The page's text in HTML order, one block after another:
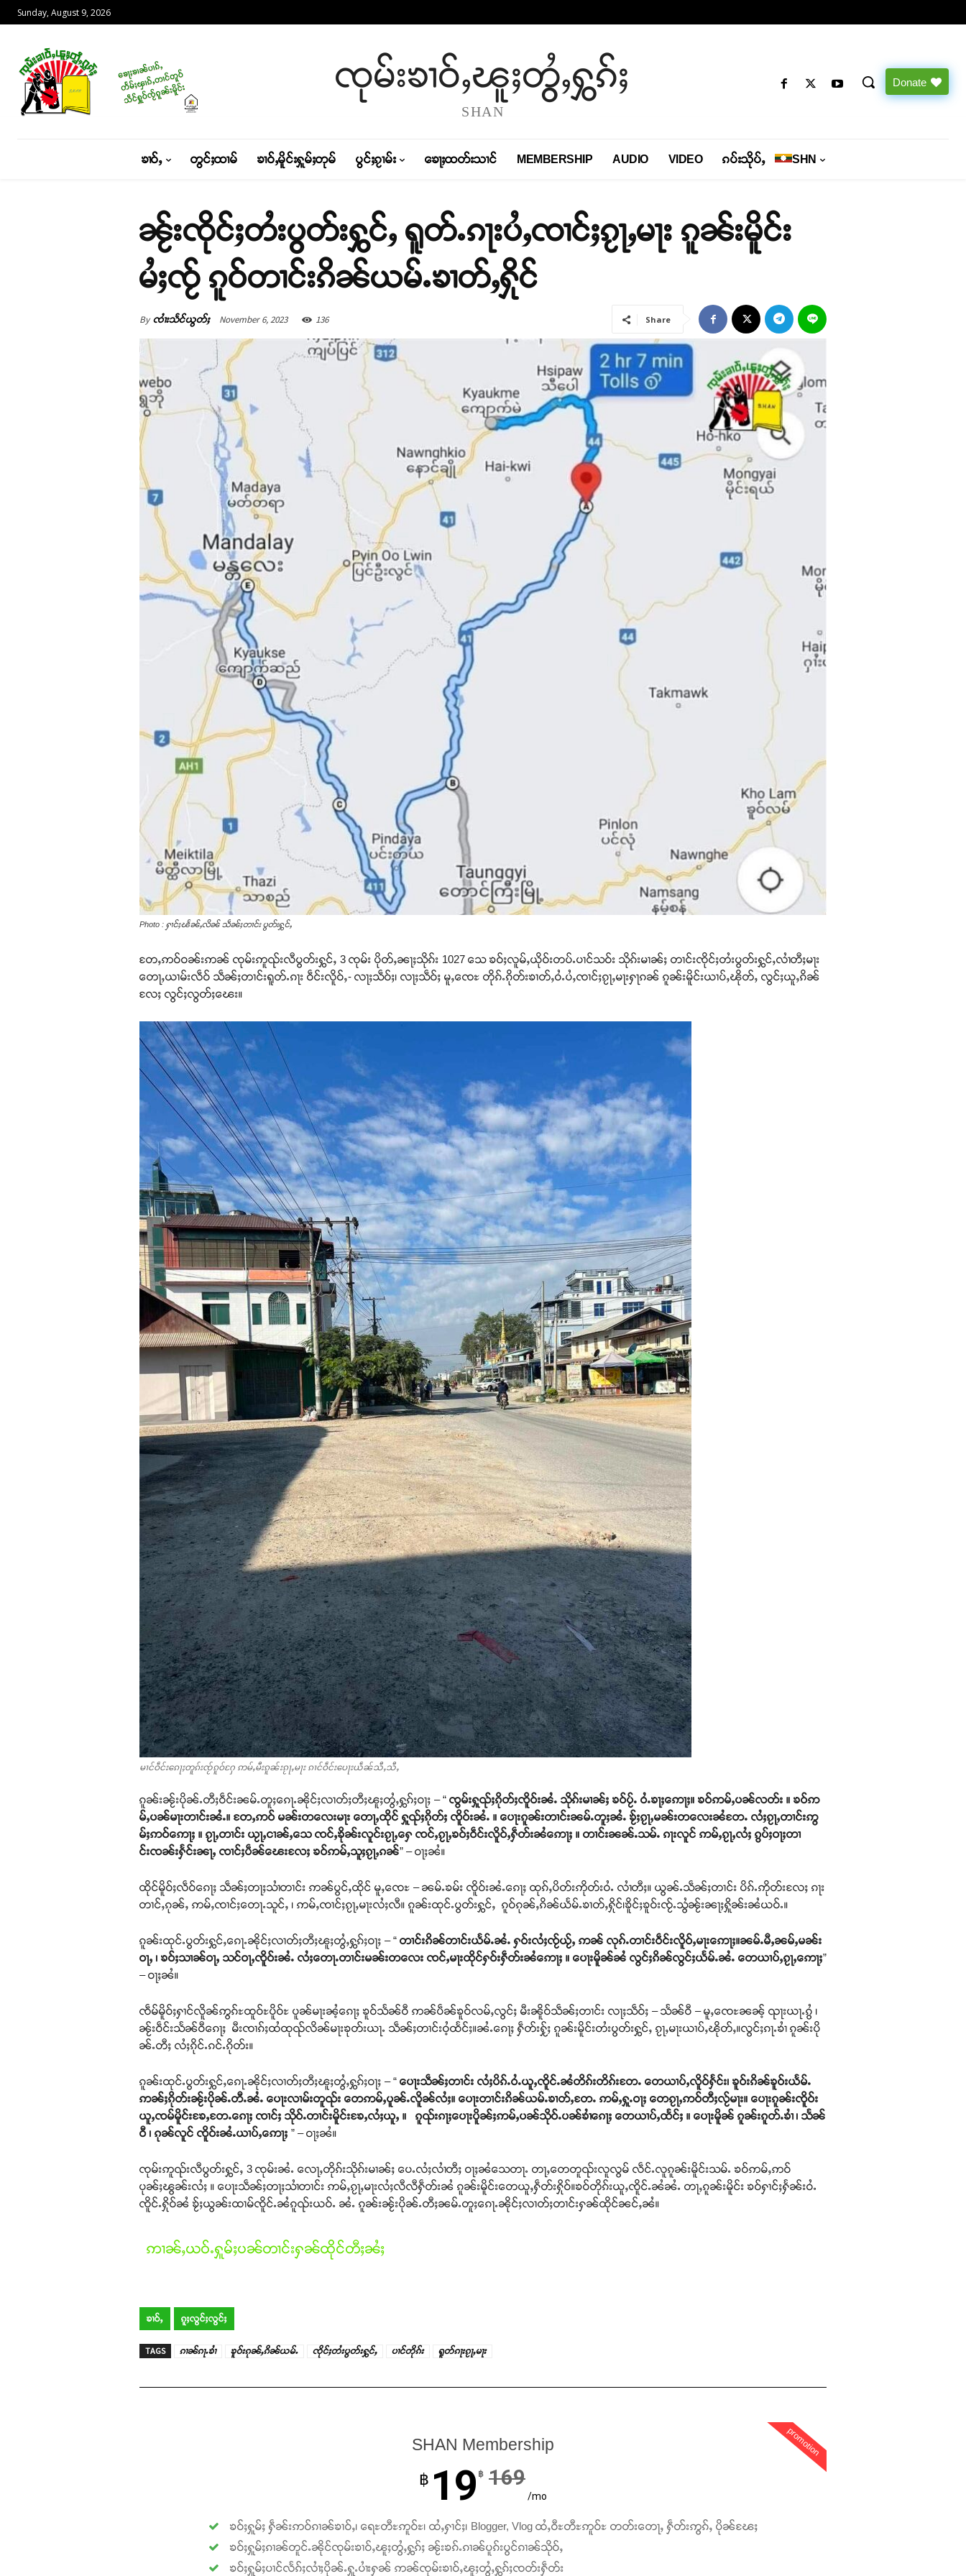
Sunday, August 9, 2026
ၸုမ်းၶၢဝ်ႇၽူႈတွႆႇႁွၵ်ႈ
SHAN
Donate
ၶၢဝ်ႇ တွင်ႈထၢမ် ၶၢဝ်ႇမိူင်းႁူမ်ႈတုမ် ပွင်ႈၵႂၢမ်း ၶေႃႈထတ်းသၢင် MEMBERSHIP AUDIO VIDEO ၵပ်းသိုပ်ႇ SHN
ၼႂ်းၸိုင်ႈတႆးပွတ်းႁွင်ႇ ရူတ်ႉၵႃးပႆႇၸၢင်ႈၵႂႃႇမႃး ၵူၼ်းမိူင်း
မႆႈၸႂ် ၵူဝ်တၢင်းၵိၼ်ယမ်ႉၶၢတ်ႇႁိုင်
By ၸၢႆးသႅင်ယွတ်ႈ November 6, 2023 136 Share
Photo : ႁၢင်ႈၽႅၼ်ႇလိၼ် သဵၼ်ႈတၢင်း ပွတ်းႁွင်ႇ
တႄႇဢဝ်ဝၼ်းဢၼ် ၸုမ်းဢူၺ်းလီပွတ်းႁွင်ႇ 3 ၸုမ်း ပိုတ်ႇၼႃႈသိုၵ်း 1027 သေ ၶဝ်ႈလူမ်ႇယိုဝ်းတပ်ႉပၢင်သဝ်း သိုၵ်းမၢၼ်ႈ တၢင်းၸိုင်ႈတႆးပွတ်းႁွင်ႇလၢႆတီႈမႃး
တေႃႇယၢမ်းလဵဝ် သဵၼ်ႈတၢင်းရူတ်ႉၵႃး ဝဵင်းလိူဝ်ႇ- လႃႈသဵဝ်ႈ၊ လႃႈသဵဝ်ႈ မူႇၸေႊ တိုၵ်ႉၵိုတ်းၶၢတ်ႇဝႆႉပႆႇၸၢင်ႈၵႂႃႇမႃးႁႃၵၼ် ၵူၼ်းမိူင်းယၢပ်ႇၽိုတ်ႇ လွင်ႈယူႇၵိၼ်
လႄႈ လွင်ႈလွတ်ႈၽေး။
မၢင်ဝဵင်းၵေႃႈတူၵ်းၸႂ်ၵူဝ်ႁႄ ဢမ်ႇမီးၵူၼ်းၵႂႃႇမႃး ၵၢင်ဝဵင်းပေႃးယဵၼ်သီႇသီႇ
ၵူၼ်းၼႂ်းပိုၼ်ႉတီႈဝဵင်းၼမ်ႉတူႈၵေႃႉၼိုင်ႈလၢတ်ႈတီႈၽူႈတွႆႇႁွၵ်ႈဝႃႈ – “ ၸွမ်းႁူၺ်ႈၵိုတ်ႈၸိူဝ်းၼႆႉ သိုၵ်းမၢၼ်ႈ ၶဝ်ပႂ်ႉ ဝႆႉၶႃႈဢေႃႈ။ ၶဝ်ဢမ်ႇပၼ်လတ်း ။ ၶဝ်ဢ
မ်ႇပၼ်မႃးတၢင်းၼႆႉ။ တႄႇဢဝ် မၼ်းတလေးမႃး တေႃႇထိုင် ႁူၺ်ႈၵိုတ်ႈ ၸိူဝ်းၼႆႉ ။ ပေႃးၵူၼ်းတၢင်းၼမ်ႉတူႈၼႆႉ ၶႂ်ႈၵႂႃႇမၼ်းတလေးၼႆတႄႉ လႆႈၵႂႃႇတၢင်းဢွ
မ်ႈဢဝ်ဢေႃႈ ။ ၵႂႃႇတၢင်း ယႂႃႇငၢၼ်ႇသေ ၸင်ႇၶိုၼ်းလူင်းၵႂႃႇႁေ ၸင်ႇၵႂႃႇၶဝ်ႈဝဵင်းလိူဝ်ႇႁဵတ်းၼႆဢေႃႈ ။ တၢင်းၼၼ်ႉသမ်ႉ ၵႃးလူင် ဢမ်ႇၵႂႃႇလႆႈ ၵွပ်ႈဝႃႈတၢ
င်းၸၼ်းႁႅင်းၼႃႇ ၸၢင်ႈပဵၼ်ၽေးလႄႈ ၶဝ်ဢမ်ႇသူႈၵႂႃႇၵၼ်” – ဝႃႈၼႆ။
ထိုင်မိူဝ်ႈလဵဝ်ၵေႃႈ သဵၼ်ႈတႃႈသၢႆတၢင်း ဢၼ်ပွင်ႇထိုင် မူႇၸေႊ – ၼမ်ႉၶမ်း ၸိူဝ်းၼႆႉၵေႃႈ ထုၵ်ႇပိတ်းဢိုတ်းဝႆႉ လၢႆတီႈ။ ယွၼ်ႉသဵၼ်ႈတၢင်း ပိၵ်ႉဢိုတ်းလႄႈ ၵႃး
တၢင်ႇၵုၼ်ႇ ဢမ်ႇၸၢင်ႈတေႃႉသူင်ႇ ၊ ဢမ်ႇၸၢင်ႈၵႂႃႇမႃးလႆႈလီ။ ၵူၼ်းထုင်ႉပွတ်းႁွင်ႇ ၵူဝ်ၵုၼ်ႇၵိၼ်ယႅမ်ႉၶၢတ်ႇႁိုင်၊ၶိူင်ႈၶူဝ်းၸႂ်ႉသွႆၼႂ်းၼႃႈႁိူၼ်းၼႆယဝ်ႉ။
ၵူၼ်းထုင်ႉပွတ်းႁွင်ႇၵေႃႉၼိုင်ႈလၢတ်ႈတီႈၽူႈတွႆႇႁွၵ်ႈဝႃႈ – “ တၢင်းၵိၼ်တၢင်းယႅမ်ႉၼႆႉ ႁဝ်းလႆႈၸႂ်ယႂ်ႇ ဢၼ် လုၵ်ႉတၢင်းဝဵင်းလိူဝ်ႇမႃးဢေႃႈ။ၼမ်ႉမီႇၼမ်ႇမၼ်း
ဝႃႇ ၊ ၶဝ်ႈသၢၼ်ဝႃႇ သင်ဝႃႇၸိူဝ်းၼႆႉ လႆႈတေႃႉတၢင်းမၼ်းတလေး ၸင်ႇမႃးထိုင်ႁဝ်းႁဵတ်းၼႆဢေႃႈ ။ ပေႃးမိူၼ်ၼႆ လွင်ႈၵိၼ်လွင်ႈယႅမ်ႉၼႆႉ တေယၢပ်ႇၵႂႃႇဢေႃႈ”
– ဝႃႈၼႆ။
ၸဵမ်မိူဝ်ႈႁၢင်လိူၼ်ဢွၵ်ႊထူဝ်ႊပိူဝ်ႊ ပူၼ်မႃးၼႆ့ၵေႃႈ ၶူဝ်သႅၼ်ဝီ ဢၼ်ပဵၼ်ၶူဝ်လမ်ႇလွင်ႈ မီးၼိူဝ်သဵၼ်ႈတၢင်း လႃႈသဵဝ်ႈ – သႅၼ်ဝီ – မူႇၸေႊၼၼ့် ၺႃးယႃႉၵွႆ ၊
ၼႂ်းဝဵင်းသႅၼ်ဝီၵေႃႈ မီးၸၢၵ်ႈထႆထုၺ်လိၼ်မႃးၶုတ်းယႃႉ သဵၼ်ႈတၢင်းဝႆ့ထႅင်ႈ။ၼႆႉၵေႃႈ ႁဵတ်းႁႂ်ႈ ၵူၼ်းမိူင်းတႆးပွတ်းႁွင်ႇ ၵႂႃႇမႃးယၢပ်ႇၽိုတ်ႇ။လွင်ႈၵႃႉၶၢႆ ၵူၼ်းပို
ၼ်ႉတီႈ လႆႈၵိုင်ႉၵင်ႉၵိုတ်း။
ၵူၼ်းထုင်ႉပွတ်းႁွင်ႇၵေႃႉၼိုင်ႈလၢတ်ႈတီႈၽူႈတွႆႇႁွၵ်ႈဝႃႈ – “ ပေႃးသဵၼ်ႈတၢင်း လႆႈပိၵ်ႉဝႆႉယူႇၸိူင်ႉၼႆတိၵ်းတိၵ်းတႄႉ တေယၢပ်ႇလိူဝ်ႁႅင်း၊ ၶူဝ်းၵိၼ်ၶူဝ်းယႅမ်ႉ
ဢၼ်ႈၵိုတ်းၼႂ်းပိုၼ်ႉတီႉၼႆႉ ပေႃးလၢမ်းတူၺ်း တေဢမ်ႇပူၼ်ႉလိူၼ်လႆႈ။ ပေႃးတၢင်းၵိၼ်ယမ်ႉၶၢတ်ႇတႄႉ ဢမ်ႇႁူႉဝႃႈ တေၵႂႃႇဢဝ်တီႈလႂ်မႃး။ ပေႃးၵူၼ်းၸိူဝ်း
ယူႇၸမ်မိူင်းၶႄႇတႄႉၵေႃႈ ၸၢင်ႈ သိုဝ်ႉတၢင်းမိူင်းၶႄႇလႆႈယူႇ ။ ၵူၺ်းၵႃႈပေႃးပိူၼ်ႈဢမ်ႇပၼ်သိုဝ်ႉပၼ်ၶၢႆၵေႃႈ တေယၢပ်ႇထႅင်ႈ ။ ပေႃးမိူၼ် ၵူၼ်းၵူတ်ႉၶၢႆ ၊ သႅၼ်
ဝီ ၊ ၵုၼ်လူင် ၸိူဝ်းၼႆႉယၢပ်ႇဢေႃႈ ” – ဝႃႈၼႆ။
ၸုမ်းဢူၺ်းလီပွတ်းႁွင်ႇ 3 ၸုမ်းၼႆႉ လေႃႇတိုၵ်းသိုၵ်းမၢၼ်ႈ ပေႉလႆႈလၢႆတီႈ ဝႃႈၼႆသေတႃႉ တႃႇတေတူၺ်းလူလွမ် လဵင်ႉလူၵူၼ်းမိူင်းသမ်ႉ ၶဝ်ဢမ်ႇဢဝ်
ပုၼ်ႈၽွၼ်းလႆႈ ။ ပေႃးသဵၼ်ႈတႃႈသၢႆတၢင်း ဢမ်ႇၵႂႃႇမႃးလႆႈလီလီႁဵတ်းၼႆ ၵူၼ်းမိူင်းတေယူႇႁဵတ်းႁိုဝ်။ၶဝ်တိုၵ်းယူႇၸိူင်ႉၼႆၼႆႉ တႃႇၵူၼ်းမိူင်း ၶဝ်ႁၢင်ႈႁႅၼ်းဝႆႉ
ၸိူင်ႉႁိုဝ်ၼႆ ၶႂ်ႈယွၼ်းထၢမ်ၸိူင်ႉၼႆၵူၺ်းယဝ်ႉ ၼႆႉ ၵူၼ်းၼႂ်းပိုၼ်ႉတီႈၼမ်ႉတူႈၵေႃႉၼိုင်ႈလၢတ်ႈတၢင်းႁၼ်ထိုင်ၼင်ႇၼႆ။
ဢၢၼ်ႇယဝ်ႉႁူမ်ႈပၼ်တၢင်းႁၼ်ထိုင်တီႈၼႆႈ
ၶၢဝ်ႇ ၵူႈလွင်ႈလွင်ႈ
TAGS ၵၢၼ်ၵႃႉၶၢႆ ၶူဝ်းၵုၼ်ႇၵိၼ်ယမ်ႉ ၸိုင်ႈတႆးပွတ်းႁွင်ႇ ပၢင်တိုၵ်း ရူတ်ၵႃးၵႂႃႇမႃး
promotion
SHAN Membership
฿ 19 ฿ 169
/mo
ၶဝ်ႈႁူမ်ႈ ႁဵၼ်းဢဝ်ၵၢၼ်ၶၢဝ်ႇ၊ ရေႊတီႊဢူဝ်ႊ၊ ထႆႇႁၢင်ႈ၊ Blogger, Vlog ထႆႇဝီႊတီႊဢူဝ်ႊ တတ်းတေႃႇ ႁဵတ်းဢွၵ်ႇ ပိုၼ်ၽႄႈ
ၶဝ်ႈႁူမ်ႈၵၢၼ်တူင်ႉၼိုင်ၸုမ်းၶၢဝ်ႇၽူႈတွႆႇႁွၵ်ႈ ၼႂ်းၶၵ်ႉၵၢၼ်ပူၵ်းပွင်ၵၢၼ်သိုဝ်ႇ
ၶဝ်ႈႁူမ်ႈပၢင်လႅၵ်ႈလၢႆႈပိုၼ်ႉႁူႉပၢႆးႁၼ် ဢၼ်ၸုမ်းၶၢဝ်ႇၽူႈတွႆႇႁွၵ်ႈၸတ်းႁဵတ်း